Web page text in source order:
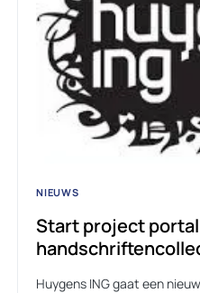
NIEUWS
Start project
Huygens ING gaat een